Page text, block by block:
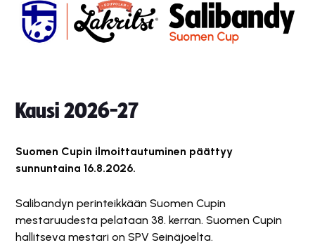
Kausi 2026-27
Suomen Cupin ilmoittautuminen päättyy
sunnuntaina 16.8.2026.
Salibandyn perinteikkään Suomen Cupin
mestaruudesta pelataan 38. kerran. Suomen Cupin
hallitseva mestari on SPV Seinäjoelta.